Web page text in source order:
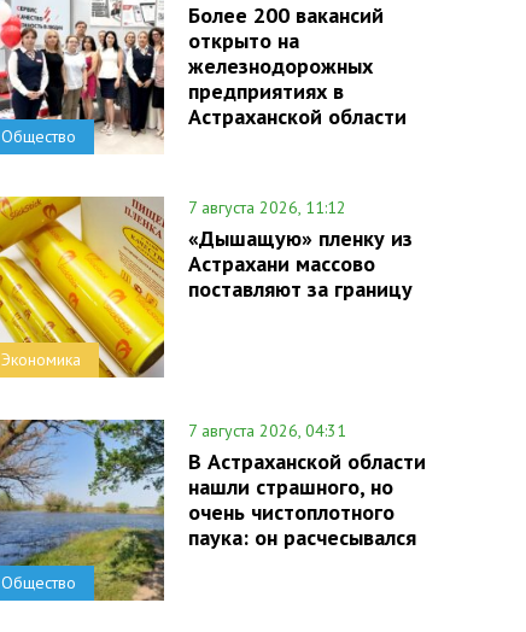
Общество
Более 200 вакансий
открыто на
железнодорожных
предприятиях в
Астраханской области
Экономика
7 августа 2026, 11:12
«Дышащую» пленку из
Астрахани массово
поставляют за границу
Общество
7 августа 2026, 04:31
В Астраханской области
нашли страшного, но
очень чистоплотного
паука: он расчесывался